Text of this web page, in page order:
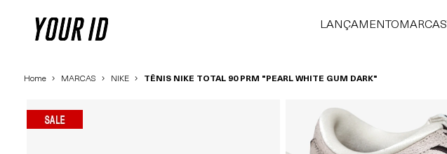
LANÇAMENTO MARCAS
Home MARCAS NIKE TÊNIS NIKE TOTAL 90 PRM "PEARL WHITE GUM DARK"